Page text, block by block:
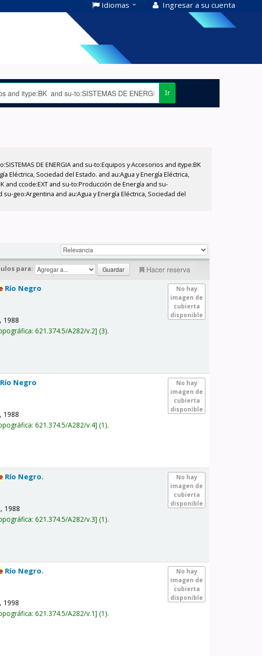
Idiomas Ingresar a su cuenta
Ir
DE ENERGIA and su-to:Equipos y Accesorios and itype:BK
Eléctrica, Sociedad del Estado. and au:Agua y Energía Eléctrica,
and ccode:EXT and su-to:Producción de Energía and su-
geo:Argentina and au:Agua y Energía Eléctrica, Sociedad del
para: Hacer reserva
No hay
imagen de
cubierta
disponible
Río Negro
, 1988
621.374.5/A282/v.2 (3).
No hay
imagen de
cubierta
disponible
Río Negro
, 1988
621.374.5/A282/v.4 (1).
No hay
imagen de
cubierta
disponible
Río Negro.
, 1988
621.374.5/A282/v.3 (1).
No hay
imagen de
cubierta
disponible
Río Negro.
, 1998
621.374.5/A282/v.1 (1).